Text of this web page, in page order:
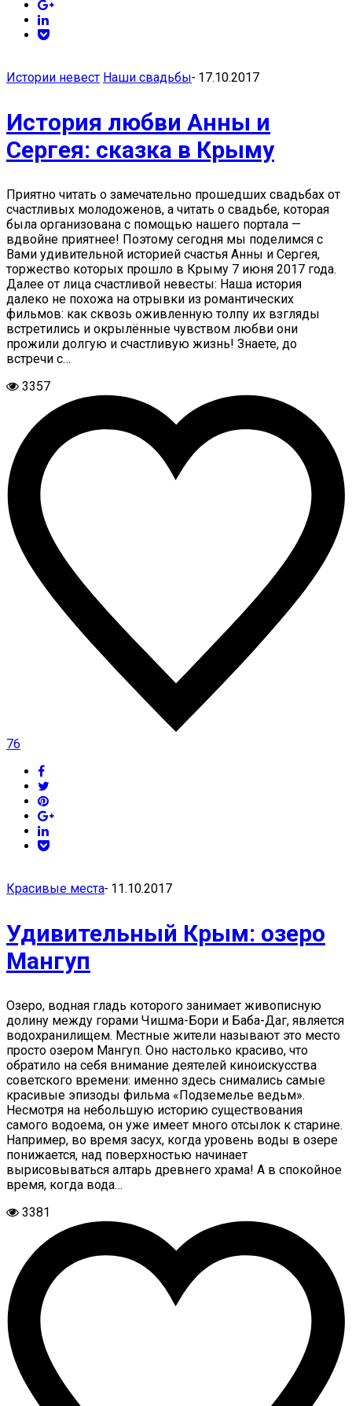
Истории невест Наши свадьбы- 17.10.2017
История любви Анны и
Сергея: сказка в Крыму
Приятно читать о замечательно прошедших свадьбах от
счастливых молодоженов, а читать о свадьбе, которая
была организована с помощью нашего портала —
вдвойне приятнее! Поэтому сегодня мы поделимся с
Вами удивительной историей счастья Анны и Сергея,
торжество которых прошло в Крыму 7 июня 2017 года.
Далее от лица счастливой невесты: Наша история
далеко не похожа на отрывки из романтических
фильмов: как сквозь оживленную толпу их взгляды
встретились и окрылённые чувством любви они
прожили долгую и счастливую жизнь! Знаете, до
встречи с…
3357
76
Красивые места- 11.10.2017
Удивительный Крым: озеро
Мангуп
Озеро, водная гладь которого занимает живописную
долину между горами Чишма-Бори и Баба-Даг, является
водохранилищем. Местные жители называют это место
просто озером Мангуп. Оно настолько красиво, что
обратило на себя внимание деятелей киноискусства
советского времени: именно здесь снимались самые
красивые эпизоды фильма «Подземелье ведьм».
Несмотря на небольшую историю существования
самого водоема, он уже имеет много отсылок к старине.
Например, во время засух, когда уровень воды в озере
понижается, над поверхностью начинает
вырисовываться алтарь древнего храма! А в спокойное
время, когда вода…
3381